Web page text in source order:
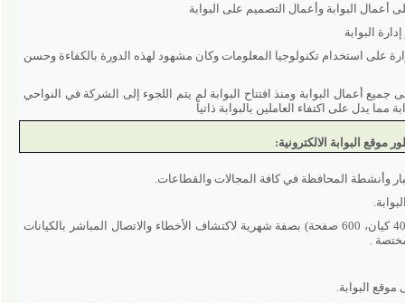
البوابة وأعمال التصميم على البوابة
وزارة على استخدام تكنولوجيا المعلومات وكان مشهود لهذه الدورة بالكفاءة وحسن
أعمال البوابة ومنذ افتتاح البوابة لم يتم اللجوء إلى الشركة في النواحي
على اكتفاء العاملين بالبوابة ذاتياً
البوابة الالكترونية:
المحافظة في كافة المجالات والقطاعات.
متابعة وتقييم الكيانات المشاركة على الموقع (40 كيان، 600 صفحة) بصفة شهرية لاكتشاف الأخطاء والاتصال المباشر بالكيانات
.